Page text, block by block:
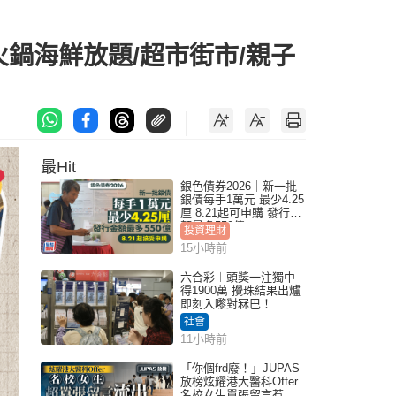
海鮮放題/超市街市/親子
最Hit
銀色債券2026｜新一批
銀債每手1萬元 最少4.25
厘 8.21起可申購 發行金
額最多550億
投資理財
15小時前
六合彩︱頭獎一注獨中
得1900萬 攪珠結果出爐
即刻入嚟對冧巴！
社會
11小時前
「你個frd廢！」JUPAS
放榜炫耀港大醫科Offer